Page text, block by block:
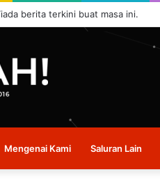
berita terkini buat masa ini.
Mengenai Kami Saluran Lain